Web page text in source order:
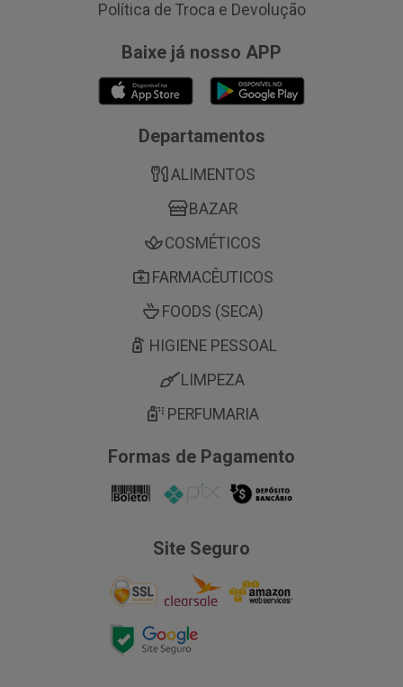
Política de Troca e Devolução
Baixe já nosso APP
Departamentos
ALIMENTOS
BAZAR
COSMÉTICOS
FARMACÊUTICOS
FOODS (SECA)
HIGIENE PESSOAL
LIMPEZA
PERFUMARIA
Formas de Pagamento
Site Seguro